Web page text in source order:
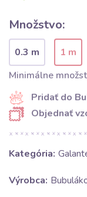
Množstvo:
0.3 m 1 m
Minimálne
Pridať do
Objednať
Kategória:
Výrobca: